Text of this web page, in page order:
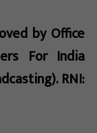
by Office
For India
RNI: